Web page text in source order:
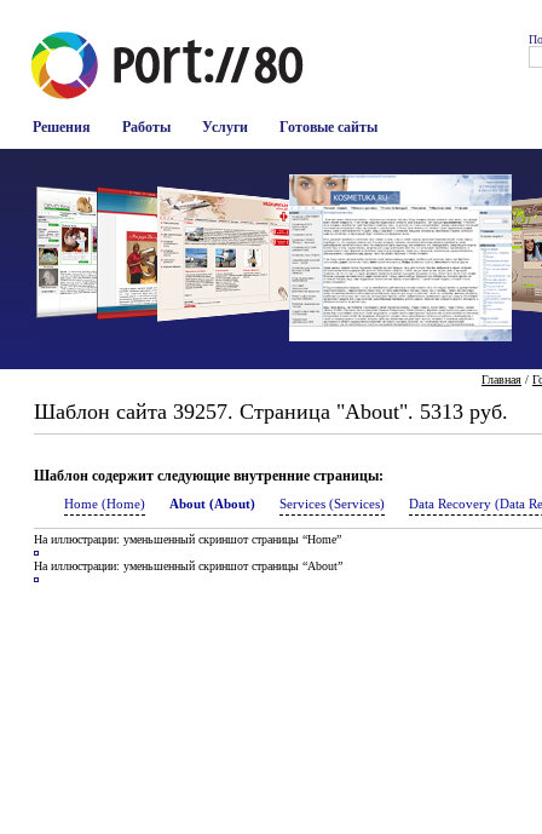
Решения Работы Услуги Готовые сайты
Главная /
Шаблон сайта 39257. Страница "About". 5313 руб.
Шаблон содержит следующие внутренние страницы:
Home (Home) About (About) Services (Services) Data Recovery (Data
На иллюстрации: уменьшенный скриншот страницы “Home”
На иллюстрации: уменьшенный скриншот страницы “About”